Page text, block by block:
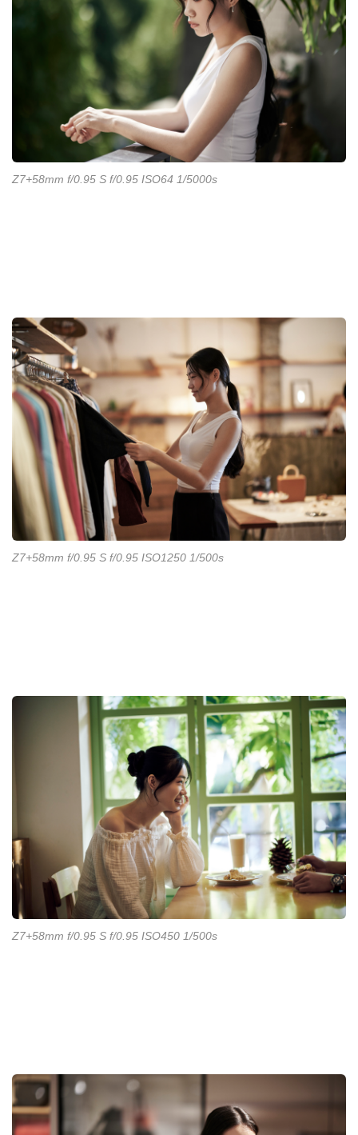
Z7+58mm f/0.95 S f/0.95 ISO64 1/5000s
Z7+58mm f/0.95 S f/0.95 ISO1250 1/500s
Z7+58mm f/0.95 S f/0.95 ISO450 1/500s